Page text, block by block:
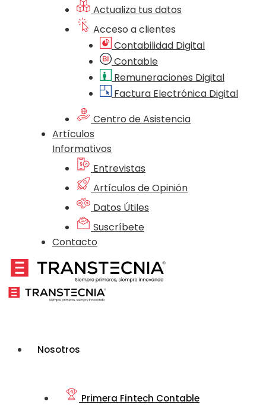
Actualiza tus datos
Acceso a clientes
Contabilidad Digital
Contable
Remuneraciones Digital
Factura Electrónica Digital
Centro de Asistencia
Artículos
Informativos
Entrevistas
Artículos de Opinión
Datos Útiles
Suscríbete
Contacto
Nosotros
Primera Fintech Contable